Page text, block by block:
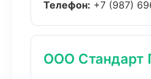
Телефон: +7 (987)
ООО Стандарт